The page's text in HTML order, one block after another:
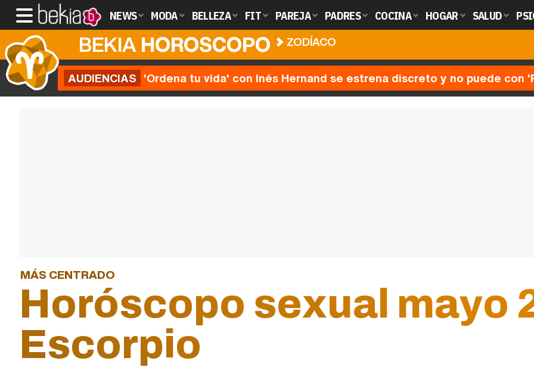
NEWS MODA BELLEZA FIT PAREJA PADRES COCINA HOGAR SALUD
BEKIAHOROSCOPO ZODÍACO
AUDIENCIAS 'Ordena tu vida' con Inés Hernand se estrena discreto y no puede con
MÁS CENTRADO
Horóscopo sexual mayo
Escorpio